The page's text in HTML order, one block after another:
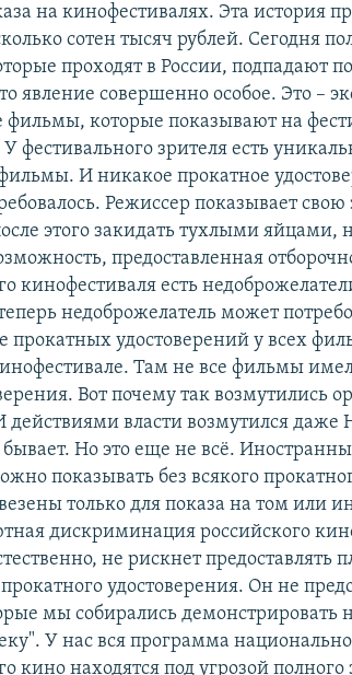
на кинофестивалях. Эта история
сотен тысяч рублей. Сегодня
проходят в России, подпадают
явление совершенно особое. Это –
которые показывают на
фестивального зрителя есть
И никакое прокатное
Режиссер показывает
этого закидать тухлыми яйцами,
предоставленная
кинофестиваля есть
недоброжелатель может
прокатных удостоверений у всех
Там не все фильмы
Вот почему так возмутились
действиями власти возмутился даже
Но это еще не всё.
показывать без всякого
только для показа на том или
дискриминация российского
не рискнет предоставлять
удостоверения. Он не
мы собирались демонстрировать
У нас вся программа
кино находятся под угрозой